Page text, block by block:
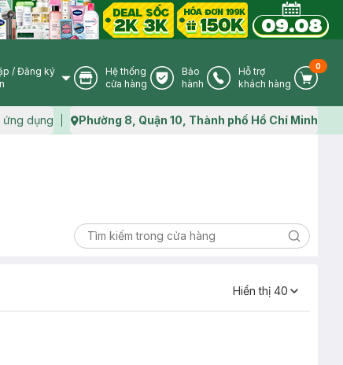
User Icon
/ Đăng ký
Store Icon
Hệ thống
cửa hàng
Warranty Icon
Bảo
hành
Phone Icon
Hỗ trợ
khách hàng
Cart
0
ứng dụng Map icon
Phường 8, Quận 10, Thành phố Hồ Chí Minh
Search
Hiển thị 40